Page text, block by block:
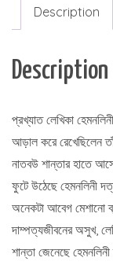
Description
Description
প্রখ্যাত লেখিকা
আড়াল করে রেখেছিলেন
নাতবউ শান্তার হাতে আসে
ফুটে উঠেছে হেমনলিনী
অনেকটা আবেগ মেশানো
দাম্পত্যজীবনের অসুখ,
শান্তা জেনেছে